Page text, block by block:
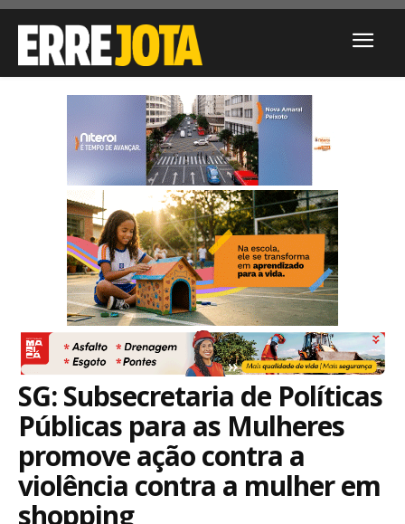
SG: Subsecretaria de Políticas
Públicas para as Mulheres
promove ação contra a
violência contra a mulher em
shopping